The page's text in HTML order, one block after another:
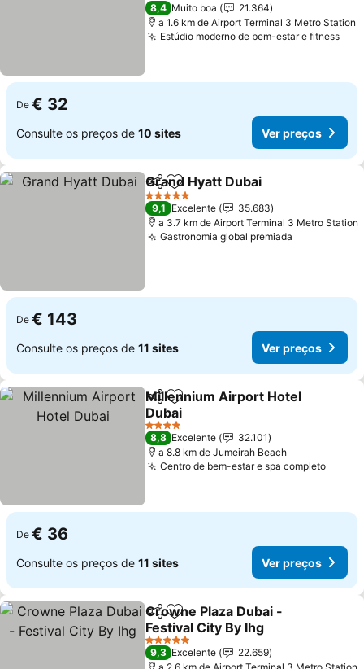
8,4 Muito boa
21.364
a 1.6 km de Airport Terminal 3 Metro Station
Estúdio moderno de bem-estar e fitness
De € 32
Consulte os preços de 10 sites Ver preços
PartilharAdicionar aos favoritos
Grand Hyatt Dubai
5 Estrelas
9,1 Excelente
35.683
a 3.7 km de Airport Terminal 3 Metro Station
Gastronomia global premiada
De € 143
Consulte os preços de 11 sites Ver preços
PartilharAdicionar aos favoritos
Millennium Airport Hotel
Dubai
4 Estrelas
8,8 Excelente
32.101
a 8.8 km de Jumeirah Beach
Centro de bem-estar e spa completo
De € 36
Consulte os preços de 11 sites Ver preços
PartilharAdicionar aos favoritos
Crowne Plaza Dubai -
Festival City By Ihg
5 Estrelas
9,3 Excelente
22.659